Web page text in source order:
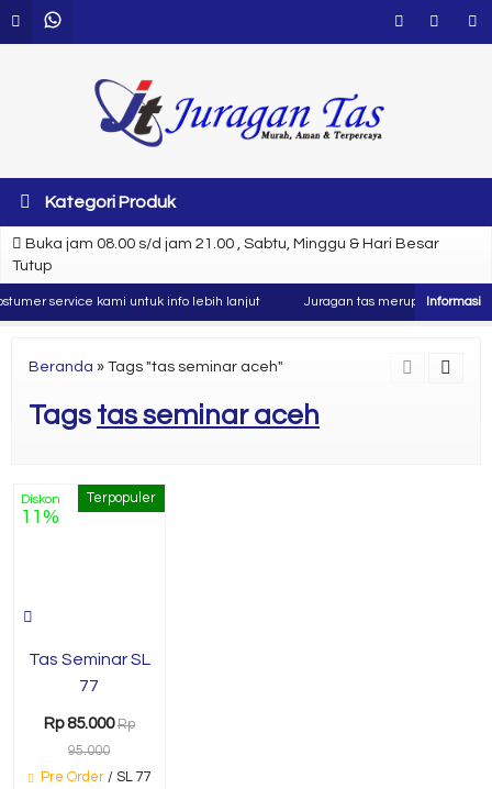
Kategori Produk
Buka jam 08.00 s/d jam 21.00 , Sabtu, Minggu & Hari Besar
Tutup
service kami untuk info lebih lanjut Juragan tas merupakan
Beranda » Tags "tas seminar aceh"
Tags tas seminar aceh
Terpopuler
Diskon
11%
Tas Seminar SL
77
Rp 85.000 Rp
95.000
Pre Order/ SL 77